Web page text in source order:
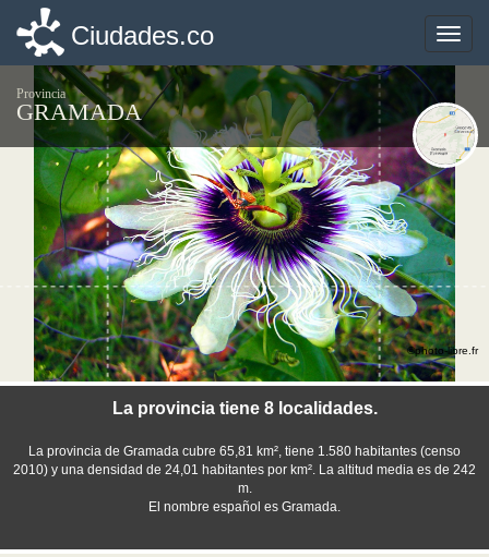
Toggle
Ciudades.co
Provincia
GRAMADA
La provincia tiene 8 localidades.
La provincia de Gramada cubre 65,81 km², tiene 1.580 habitantes (censo
2010) y una densidad de 24,01 habitantes por km². La altitud media es de 242
m.
El nombre español es Gramada.
©photo-libre.fr
Toggle
Ciudades.co